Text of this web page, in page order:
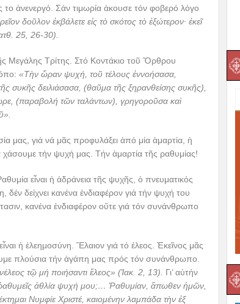
ἀνενεργό. Σάν τιμωρία ἀκουσε τόν φοβερό λόγο
δοῦλον ἐκβάλετε εἰς τὸ σκότος τὸ ἐξώτερον· ἐκεῖ
25, 26-30).
Μεγάλης Τρίτης. Στό Κοντάκιο τοῦ Ὄρθρου
«Τὴν ὥραν ψυχή, τοῦ τέλους ἐννοήσασα,
συκῆς δειλιάσασα, (θαῦμα τῆς ξηρανθείσης συκῆς),
(παραβολή τῶν ταλάντων), γρηγοροῦσα καὶ
μας, γιά νά μᾶς προφυλάξει ἀπό μία ἁμαρτία, ἡ
χάσουμε τήν ψυχή μας. Τήν ἁμαρτία τῆς ραθυμίας!
εἶναι ἡ ἀδράνεια τῆς ψυχῆς, ὁ πνευματικός
δείχνει κανένα ἐνδιαφέρον γιά τήν ψυχή του
κανένα ἐνδιαφέρον οὔτε γιά τόν συνάνθρωπο
ἡ ἐλεημοσύνη. Ἔλαιον γιά τό ἐλεος. Ἐκεῖνος μᾶς
πλούσια τήν ἀγάπη μας πρός τόν συνάνθρωπο.
τῷ μή ποιήσαντι ἔλεος» (Ἰακ. 2, 13).
Γι’ αὐτήν
ἀθλία ψυχή μου;… Ῥαθυμίαν, ἄπωθεν ἡμῶν,
Νυμφίε Χριστέ, καιομένην λαμπάδα τὴν ἐξ